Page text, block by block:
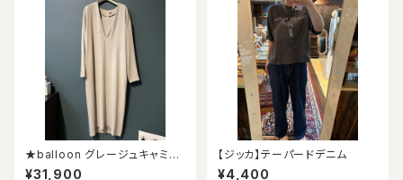
★balloon グレージュキャミ付
きワンピース★
¥31,900
【ジッカ】テーパードデニム
¥4,400